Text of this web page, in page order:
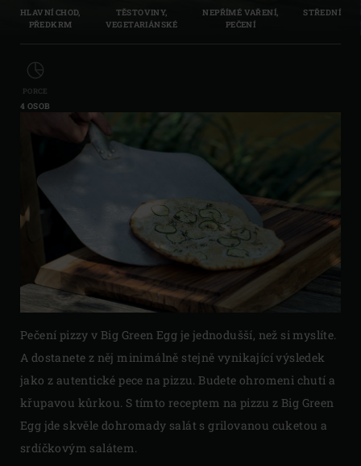
HLAVNÍ CHOD,
PŘEDKRM
TĚSTOVINY,
VEGETARIÁNSKÉ
NEPŘÍMÉ VAŘENÍ,
PEČENÍ
STŘEDNÍ
PORCE
4 OSOB
Pečení pizzy v Big Green Egg je jednodušší, než si myslíte.
A dostanete z něj minimálně stejně vynikající výsledek
jako z autentické pece na pizzu. Budete ohromeni chutí a
křupavou kůrkou. S tímto receptem na pizzu z Big Green
Egg jde skvěle dohromady salát s grilovanou cuketou a
srdíčkovým salátem.